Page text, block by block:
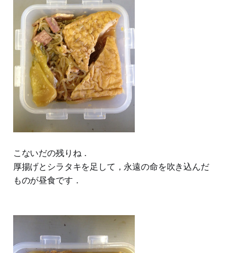
こないだの残りね．
厚揚げとシラタキを足して，永遠の命を吹き込んだ
ものが昼食です．